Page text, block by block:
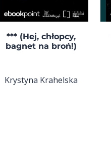
*** (Hej, chłopcy,
bagnet na broń!)
Krystyna Krahelska